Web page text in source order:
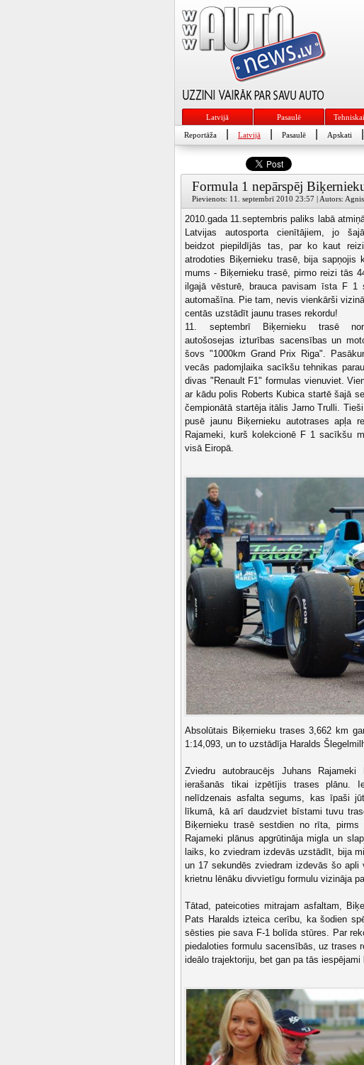
Latvijā Pasaulē
Reportāža Latvijā Pasaulē Apskati
Formula 1 nepārspēj
Pievienots: 11. septembrī 2010 23:57 | Autors:
2010.gada 11.septembris paliks labā
Latvijas autosporta cienītājiem, jo
beidzot piepildījās tas, par ko kaut
atrodoties Biķernieku trasē, bija sapņojis
mums - Biķernieku trasē, pirmo reizi tās
ilgajā vēsturē, brauca pavisam īsta F 1
automašīna. Pie tam, nevis vienkārši
centās uzstādīt jaunu trases rekordu!
11. septembrī Biķernieku trasē
autošosejas izturības sacensības un
šovs "1000km Grand Prix Riga".
vecās padomjlaika sacīkšu tehnikas
divas "Renault F1" formulas vienuviet.
ar kādu polis Roberts Kubica startē šajā
čempionātā startēja itālis Jarno Trulli.
pusē jaunu Biķernieku autotrases apļa
Rajameki, kurš kolekcionē F 1 sacīkšu
visā Eiropā.
Absolūtais Biķernieku trases 3,662 km
1:14,093, un to uzstādīja Haralds
Zviedru autobraucējs Juhans
ierašanās tikai izpētījis trases plānu.
nelīdzenais asfalta segums, kas īpaši
līkumā, kā arī daudzviet bīstami tuvu
Biķernieku trasē sestdien no rīta,
Rajameki plānus apgrūtināja migla un
laiks, ko zviedram izdevās uzstādīt, bija
un 17 sekundēs zviedram izdevās šo
krietnu lēnāku divvietīgu formulu vizināja
Tātad, pateicoties mitrajam asfaltam,
Pats Haralds izteica cerību, ka šodien
sēsties pie sava F-1 bolīda stūres. Par
piedaloties formulu sacensībās, uz trases
ideālo trajektoriju, bet gan pa tās